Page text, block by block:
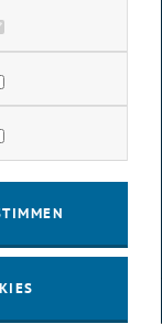
Subseiten von 3D
(PDF)
zulassen
zulassen
zulassen